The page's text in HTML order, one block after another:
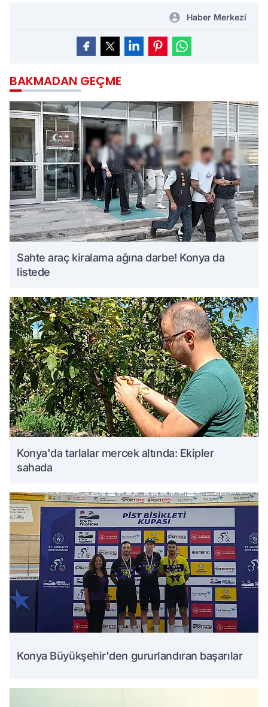
Haber Merkezi
BAKMADAN GEÇME
Sahte araç kiralama ağına darbe! Konya da
listede
Konya'da tarlalar mercek altında: Ekipler
sahada
Konya Büyükşehir'den gururlandıran başarılar